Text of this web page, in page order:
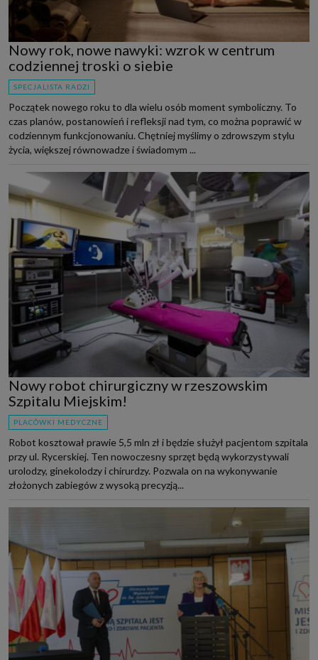
Nowy rok, nowe nawyki: wzrok w centrum
codziennej troski o siebie
SPECJALISTA RADZI
Początek nowego roku to dla wielu osób moment symboliczny. To
czas planów, postanowień i refleksji nad tym, co można poprawić w
codziennym funkcjonowaniu. Chętniej myślimy o zdrowszym stylu
życia, większej równowadze i świadomym ...
Nowy robot chirurgiczny w rzeszowskim
Szpitalu Miejskim!
PLACÓWKI MEDYCZNE
Robot kosztował prawie 5,5 mln zł i będzie służył pacjentom szpitala
przy ul. Rycerskiej. Ten nowoczesny sprzęt będą wykorzystywali
urolodzy, ginekolodzy i chirurdzy. Pozwala on na wykonywanie
złożonych zabiegów z wysoką precyzją...